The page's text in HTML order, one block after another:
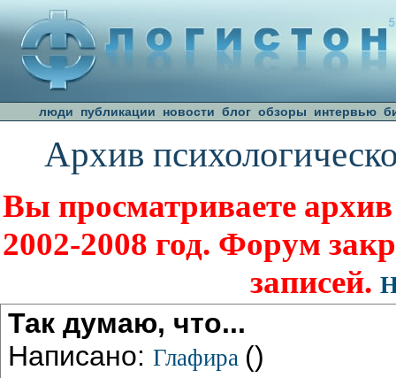
люди публикации новости блог обзоры интервью
Архив
Вы просматриваете
2002-2008 год. Форум
записей.
Так думаю, что...
Написано: Глафира ()